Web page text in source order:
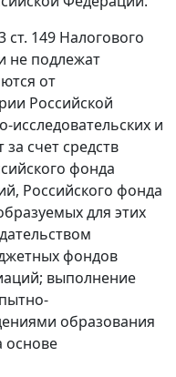
ст. 149 Налогового
не подлежат
от
Российской
и
счет средств
фонда
Российского фонда
для этих
фондов
выполнение
образования
основе